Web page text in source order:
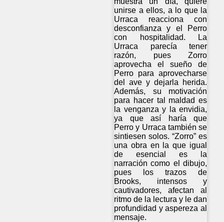
unirse a ellos, a lo que la
Urraca reacciona con
desconfianza y el Perro
con hospitalidad. La
Urraca parecía tener
razón, pues Zorro
aprovecha el sueño de
Perro para aprovecharse
del ave y dejarla herida.
Además, su motivación
para hacer tal maldad es
la venganza y la envidia,
ya que así haría que
Perro y Urraca también se
sintiesen solos. “Zorro” es
una obra en la que igual
de esencial es la
narración como el dibujo,
pues los trazos de
Brooks, intensos y
cautivadores, afectan al
ritmo de la lectura y le dan
profundidad y aspereza al
mensaje.